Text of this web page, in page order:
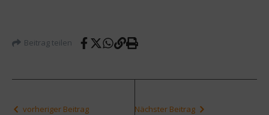
Beitrag teilen
vorheriger Beitrag Nächster Beitrag